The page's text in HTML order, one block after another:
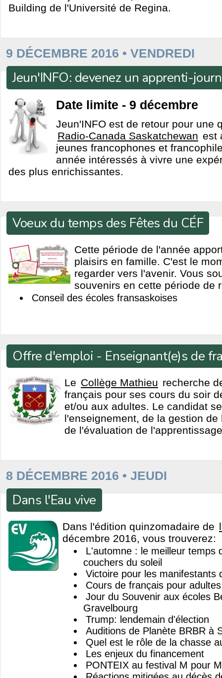
Building de l'Université de Regina.
9 DÉCEMBRE 2016 • VENDREDI
Jeun'INFO: devenez un apprenti-
Date limite - 9 décembre
Jeun'INFO est de retour pour une
Radio-Canada Saskatchewan est
jeunes francophones et
année intéressés à vivre une
des plus enrichissantes.
Voeux du temps des Fêtes du CÉF
Cette période de l'année
plaisirs en famille. C'est le
regarder vers l'avenir. Vous
souvenirs en cette période de
Conseil des écoles fransaskoises
Offre d'emploi - Enseignant(e)s de
Le Collège Mathieu recherche
français pour ses cours du soir
et/ou aux adultes. Le candidat
l'enseignement, de la gestion
de l'évaluation de
8 DÉCEMBRE 2016 • JEUDI
Dans l'Eau vive
Dans l'édition quinzomadaire de
décembre 2016, vous trouverez:
L'automne : le meilleur temps
couchers du soleil
Victoire pour les manifestants
Cours de français pour
Jour du Souvenir aux écoles
Gravelbourg
Trump: lendemain d'élection
Auditions de Planète BRBR à
Quel est le rôle de la chasse
Les enjeux du financement
PONTEIX au festival M pour